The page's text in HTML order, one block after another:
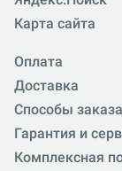
Карта сайта
Оплата
Доставка
Способы заказа
Гарантия и
Комплексная